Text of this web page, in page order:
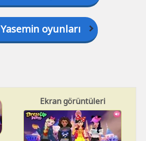
Yasemin oyunları
Ekran görüntüleri